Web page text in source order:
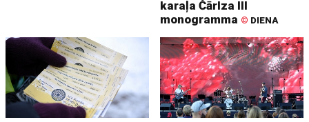
karaļa Čārlza III
monogramma © DIENA